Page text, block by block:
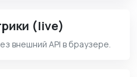
(live)
внешний API в браузере.